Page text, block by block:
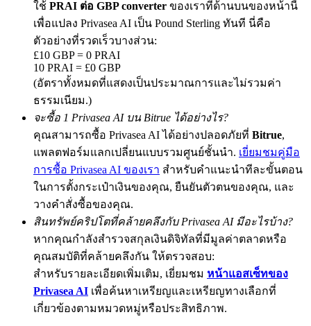
Exclusive for BitMart Users
Register & Trade to Win 500,000 USDT
Precious Metals Trading Carnival
Trade Gold & Silver · 33,333 USDT Bonus
USDT New User Exclusive 10% APR
USDT Flexible Staking | Daily Rewards
BTC New User Exclusive: 6.5% APR
ใช้ PRAI ต่อ GBP converter ของเราที่ด้านบนของหน้านี้
เพื่อแปลง Privasea AI เป็น Pound Sterling ทันที นี่คือ
ตัวอย่างที่รวดเร็วบางส่วน:
£10 GBP = 0 PRAI
10 PRAI = £0 GBP
(อัตราทั้งหมดที่แสดงเป็นประมาณการและไม่รวมค่า
ธรรมเนียม.)
จะซื้อ 1 Privasea AI บน Bitrue ได้อย่างไร?
คุณสามารถซื้อ Privasea AI ได้อย่างปลอดภัยที่ Bitrue,
แพลตฟอร์มแลกเปลี่ยนแบบรวมศูนย์ชั้นนำ. เยี่ยมชมคู่มือ
การซื้อ Privasea AI ของเรา สำหรับคำแนะนำทีละขั้นตอน
ในการตั้งกระเป๋าเงินของคุณ, ยืนยันตัวตนของคุณ, และ
วางคำสั่งซื้อของคุณ.
สินทรัพย์คริปโตที่คล้ายคลึงกับ Privasea AI มีอะไรบ้าง?
หากคุณกำลังสำรวจสกุลเงินดิจิทัลที่มีมูลค่าตลาดหรือ
คุณสมบัติที่คล้ายคลึงกัน ให้ตรวจสอบ:
สำหรับรายละเอียดเพิ่มเติม, เยี่ยมชม หน้าแอสเซ็ทของ
Privasea AI เพื่อค้นหาเหรียญและเหรียญทางเลือกที่
เกี่ยวข้องตามหมวดหมู่หรือประสิทธิภาพ.